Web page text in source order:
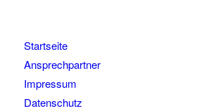
Startseite
Ansprechpartner
Impressum
Datenschutz